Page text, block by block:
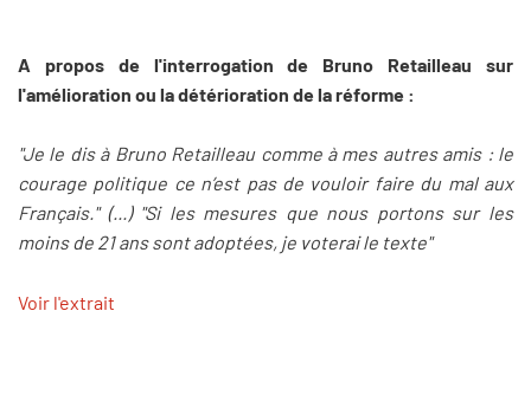
A propos de l'interrogation de Bruno Retailleau sur
l'amélioration ou la détérioration de la réforme :
"Je le dis à Bruno Retailleau comme à mes autres amis : le
courage politique ce n’est pas de vouloir faire du mal aux
Français." (...) "Si les mesures que nous portons sur les
moins de 21 ans sont adoptées, je voterai le texte"
Voir l'extrait